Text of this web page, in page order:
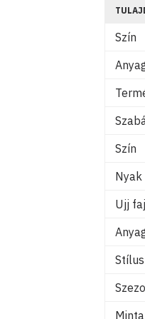
Szín
Szín
Ujj
Stílus
Minta